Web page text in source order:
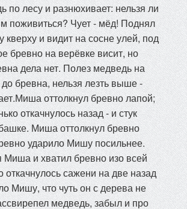
по лесу и разнюхивает: нельзя ли
поживиться? Чует - мёд! Поднял
и видит на сосне улей, под
бревно на верёвке висит, но
дела нет. Полез медведь на
бревна, нельзя лезть выше -
оттолкнул бревно лапой;
откачнулось назад - и стук
Миша оттолкнул бревно
ударило Мишу посильнее.
Миша и хватил бревно изо всей
откачнулось сажени на две назад
Мишу, что чуть он с дерева не
медведь, забыл и про